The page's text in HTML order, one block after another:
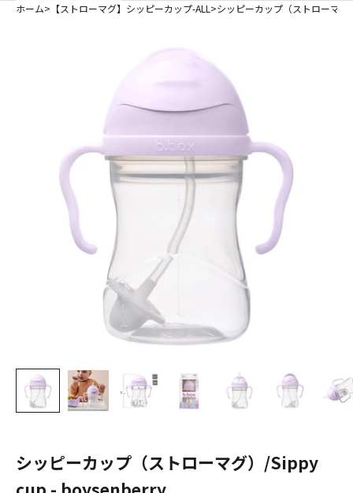
ホーム 【ストローマグ】シッピーカップ-ALL シッピーカップ（ストローマ
シッピーカップ（ストローマグ）/Sippy